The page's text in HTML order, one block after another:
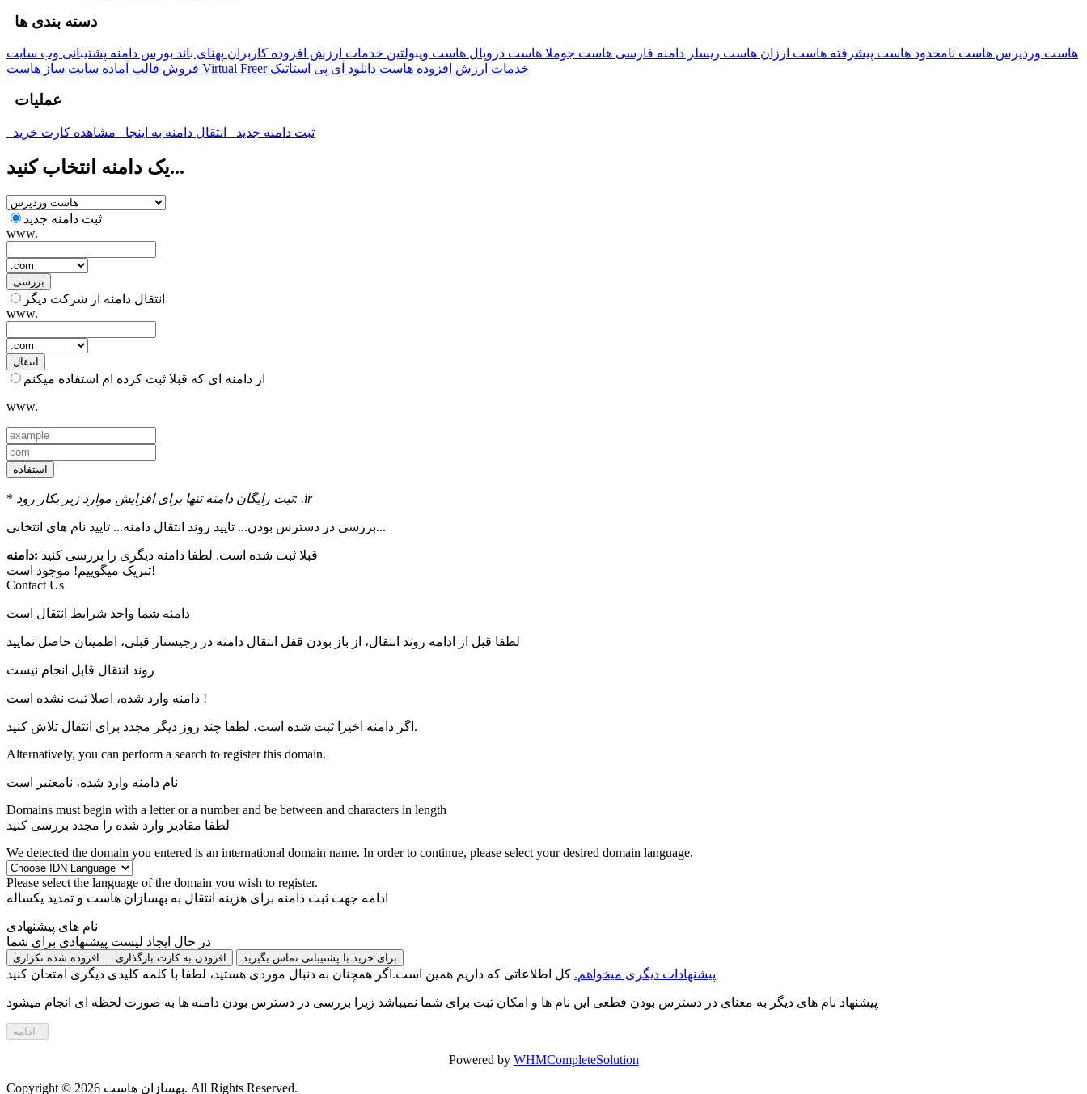
دسته بندی ها
هاست وردپرس هاست نامحدود هاست پیشرفته هاست ارزان هاست ریسلر دامنه فارسی هاست جوملا هاست دروپال هاست ویبولتین خدمات ارزش افزوده کاربران پهنای باند بورس دامنه پشتیبانی وب سایت
فروش قالب آماده سایت ساز هاست Virtual Freer خدمات ارزش افزوده هاست دانلود آی پی استاتیک
عملیات
ثبت دامنه جدید انتقال دامنه به اینجا مشاهده کارت خرید
یک دامنه انتخاب کنید...
ثبت دامنه جدید
www.
بررسی
انتقال دامنه از شرکت دیگر
www.
انتقال
از دامنه ای که قبلا ثبت کرده ام استفاده میکنم
www.
استفاده
* ثبت رایگان دامنه تنها برای افزایش موارد زیر بکار رود: .ir
بررسی در دسترس بودن... تایید روند انتقال دامنه... تایید نام های انتخابی...
قبلا ثبت شده است. لطفا دامنه دیگری را بررسی کنید :دامنه
تبریک میگوییم!موجود است!
Contact Us
دامنه شما واجد شرایط انتقال است
لطفا قبل از ادامه روند انتقال، از باز بودن قفل انتقال دامنه در رجیستار قبلی، اطمینان حاصل نمایید
روند انتقال قابل انجام نیست
دامنه وارد شده، اصلا ثبت نشده است !
اگر دامنه اخیرا ثبت شده است، لطفا چند روز دیگر مجدد برای انتقال تلاش کنید.
Alternatively, you can perform a search to register this domain.
نام دامنه وارد شده، نامعتبر است
Domains must begin with a letter or a numberand be between and characters in length
لطفا مقادیر وارد شده را مجدد بررسی کنید
We detected the domain you entered is an international domain name. In order to continue, please select your desired domain language.
Please select the language of the domain you wish to register.
ادامه جهت ثبت دامنه برای هزینه انتقال به بهسازان هاست و تمدید یکساله
نام های پیشنهادی
در حال ایجاد لیست پیشنهادی برای شما
افزودن به کارت بارگذاری ... افزوده شده تکراری برای خرید با پشتیبانی تماس بگیرید
پیشنهادات دیگری میخواهم. کل اطلاعاتی که داریم همین است.اگر همچنان به دنبال موردی هستید، لطفا با کلمه کلیدی دیگری امتحان کنید
پیشنهاد نام های دیگر به معنای در دسترس بودن قطعی این نام ها و امکان ثبت برای شما نمیباشد زیرا بررسی در دسترس بودن دامنه ها به صورت لحظه ای انجام میشود
Powered by WHMCompleteSolution
Copyright © 2026 بهسازان هاست. All Rights Reserved.